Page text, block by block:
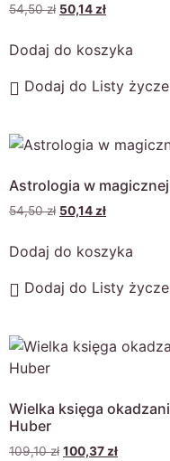
54,50zł 50,14 zł
Dodaj do koszyka
Dodaj do Listy
Astrologia w
54,50zł 50,14 zł
Dodaj do koszyka
Dodaj do Listy
Wielka księga
Huber
109,10zł 100,37 zł